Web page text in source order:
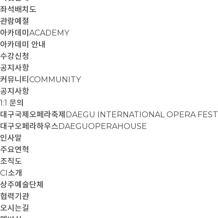
좌석배치도
관람예절
아카데미 ACADEMY
아카데미 안내
수강신청
공지사항
커뮤니티 COMMUNITY
공지사항
1:1 문의
대구국제오페라축제 DAEGU INTERNATIONAL OPERA
대구오페라하우스DAEGUOPERAHOUSE
인사말
주요연혁
조직도
CI소개
상주예술단체
협력기관
오시는길